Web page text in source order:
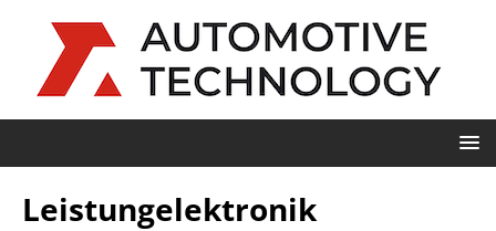
Leistungelektronik